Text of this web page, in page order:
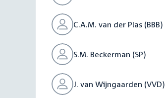
C.A.M. van der Plas (BBB)
S.M. Beckerman (SP)
J. van Wijngaarden (VVD)